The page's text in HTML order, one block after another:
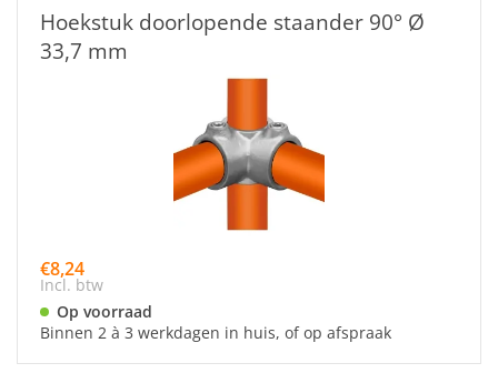
Hoekstuk doorlopende staander 90° Ø
33,7 mm
€8,24
Incl. btw
Op voorraad
Binnen 2 à 3 werkdagen in huis, of op afspraak